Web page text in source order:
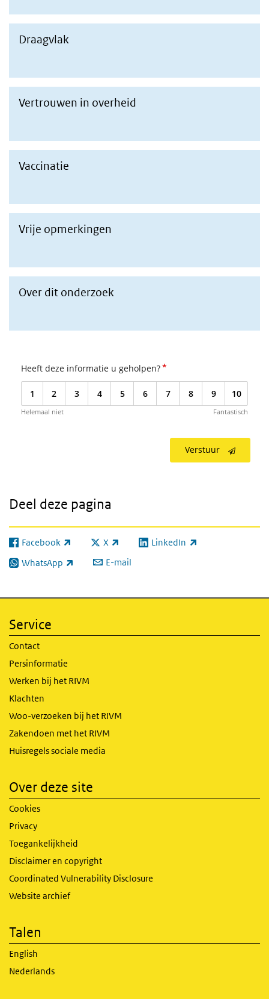
naar resultaten draagvlak
Draagvlak
naar resultaten vertrouwen in overheid
Vertrouwen in overheid
naar resultaten vaccinatiebereidheid
Vaccinatie
Opmerkingen van deelnemers
Vrije opmerkingen
Hoe onderzoek uitgevoerd
Over dit onderzoek
Heeft deze informatie u geholpen?*
1 2 3 4 5 6 7 8 9 10
Helemaal niet Fantastisch
Verstuur
Deel deze pagina
Facebook
(externe link) X
(externe link) LinkedIn
(externe link)
WhatsApp
(externe link) E-mail
Service
Contact
Persinformatie
Werken bij het RIVM
Klachten
Woo-verzoeken bij het RIVM
Zakendoen met het RIVM
Huisregels sociale media
Over deze site
Cookies
Privacy
Toegankelijkheid
Disclaimer en copyright
Coordinated Vulnerability Disclosure
Website archief
Talen
English
Nederlands